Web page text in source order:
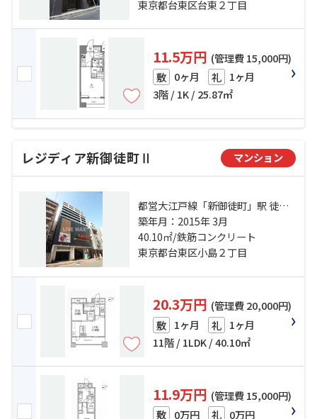
東京都台東区台東２丁目
11.5万円 (管理費 15,000円)
敷 0ヶ月 礼 1ヶ月
3階 / 1K / 25.87㎡
レジディア新御徒町Ⅱ マンション
都営大江戸線「新御徒町」駅 徒歩2
分 山手線「御徒町」駅 徒歩12分 日
比谷線「仲御徒町」駅 徒歩10分
築年月：2015年 3月
40.10㎡/鉄筋コンクリート
東京都台東区小島２丁目
20.3万円 (管理費 20,000円)
敷 1ヶ月 礼 1ヶ月
11階 / 1LDK / 40.10㎡
11.9万円 (管理費 15,000円)
敷 0万円 礼 0万円